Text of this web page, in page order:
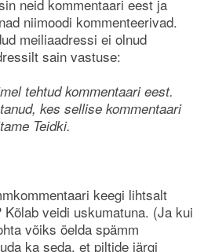
neid kommentaari eest ja
niimoodi kommenteerivad.
meiliaadressi ei olnud
sain vastuse:
tehtud kommentaari eest.
kes sellise kommentaari
Teidki.
keegi lihtsalt
veidi uskumatuna. (Ja kui
võiks öelda spämm
ka seda, et piltide järgi